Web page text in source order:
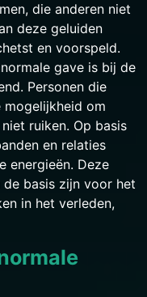
die anderen niet
deze geluiden
en voorspeld.
gave is bij de
Personen die
mogelijkheid om
ruiken. Op basis
en relaties
energieën. Deze
de basis zijn voor het
in het verleden,